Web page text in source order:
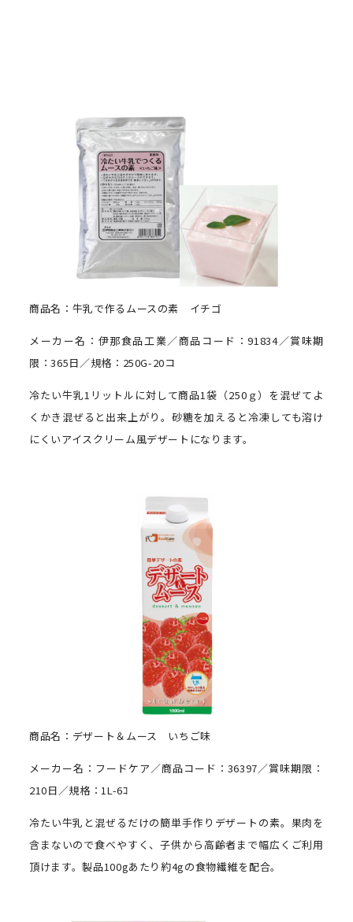
商品名：牛乳で作るムースの素 イチゴ
メーカー名：伊那食品工業／商品コード：91834／賞味期
限：365日／規格：250G-20コ
冷たい牛乳1リットルに対して商品1袋（250ｇ）を混ぜてよ
くかき混ぜると出来上がり。砂糖を加えると冷凍しても溶け
にくいアイスクリーム風デザートになります。
商品名：デザート＆ムース いちご味
メーカー名：フードケア／商品コード：36397／賞味期限：
210日／規格：1L-6ｺ
冷たい牛乳と混ぜるだけの簡単手作りデザートの素。果肉を
含まないので食べやすく、子供から高齢者まで幅広くご利用
頂けます。製品100gあたり約4gの食物繊維を配合。